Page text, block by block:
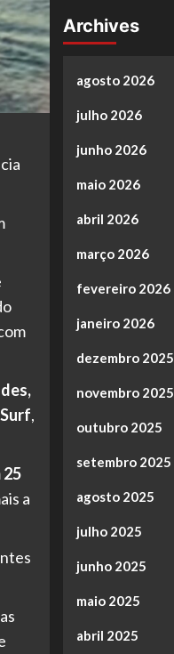
,
a
Archives
agosto 2026
julho 2026
junho 2026
maio 2026
abril 2026
março 2026
fevereiro 2026
janeiro 2026
dezembro 2025
novembro 2025
outubro 2025
setembro 2025
agosto 2025
julho 2025
junho 2025
maio 2025
abril 2025